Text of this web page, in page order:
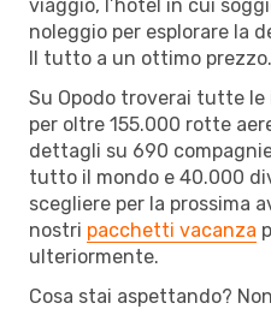
viaggio, l’hotel in cui
noleggio per esplorare la
Il tutto a un ottimo prezzo.
Su Opodo troverai tutte
per oltre 155.000 rotte
dettagli su 690
tutto il mondo e 40.000
scegliere per la prossima
nostri pacchetti vacanza
ulteriormente.
Cosa stai aspettando?